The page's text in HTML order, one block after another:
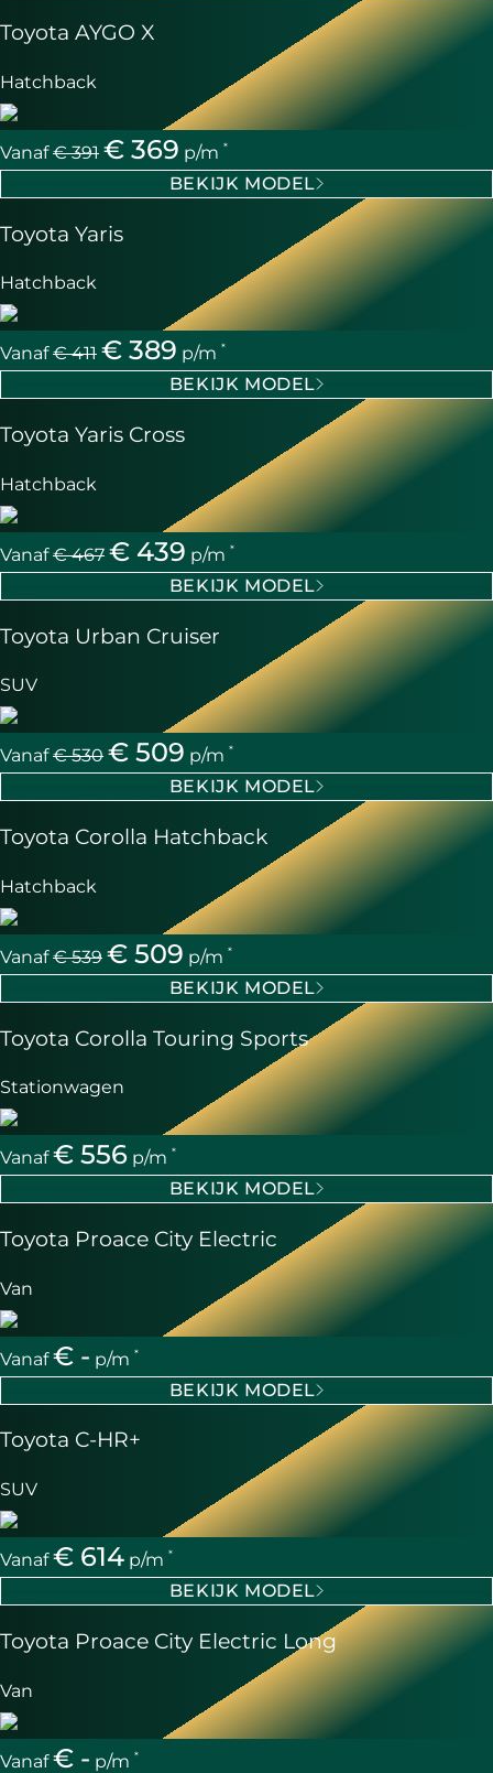
Toyota AYGO X
Hatchback
Vanaf€ 391 € 369 p/m *
BEKIJK MODEL
Toyota Yaris
Hatchback
Vanaf€ 411 € 389 p/m *
BEKIJK MODEL
Toyota Yaris Cross
Hatchback
Vanaf€ 467 € 439 p/m *
BEKIJK MODEL
Toyota Urban Cruiser
SUV
Vanaf€ 530 € 509 p/m *
BEKIJK MODEL
Toyota Corolla Hatchback
Hatchback
Vanaf€ 539 € 509 p/m *
BEKIJK MODEL
Toyota Corolla Touring Sports
Stationwagen
Vanaf€ 556 p/m *
BEKIJK MODEL
Toyota Proace City Electric
Van
Vanaf€ - p/m *
BEKIJK MODEL
Toyota C-HR+
SUV
Vanaf€ 614 p/m *
BEKIJK MODEL
Toyota Proace City Electric Long
Van
Vanaf€ - p/m *